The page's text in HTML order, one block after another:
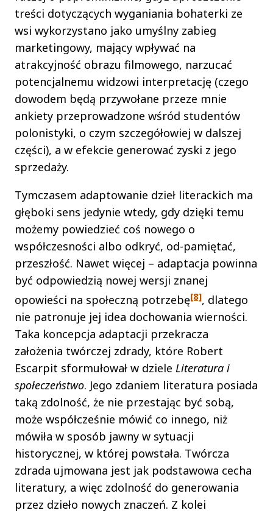
treści dotyczących wyganiania bohaterki ze
wsi wykorzystano jako umyślny zabieg
marketingowy, mający wpływać na
atrakcyjność obrazu filmowego, narzucać
potencjalnemu widzowi interpretację (czego
dowodem będą przywołane przeze mnie
ankiety przeprowadzone wśród studentów
polonistyki, o czym szczegółowiej w dalszej
części), a w efekcie generować zyski z jego
sprzedaży.
Tymczasem adaptowanie dzieł literackich ma
głęboki sens jedynie wtedy, gdy dzięki temu
możemy powiedzieć coś nowego o
współczesności albo odkryć, od-pamiętać,
przeszłość. Nawet więcej – adaptacja powinna
być odpowiedzią nowej wersji znanej
opowieści na społeczną potrzebę[8], dlatego
nie patronuje jej idea dochowania wierności.
Taka koncepcja adaptacji przekracza
założenia twórczej zdrady, które Robert
Escarpit sformułował w dziele Literatura i
społeczeństwo. Jego zdaniem literatura posiada
taką zdolność, że nie przestając być sobą,
może współcześnie mówić co innego, niż
mówiła w sposób jawny w sytuacji
historycznej, w której powstała. Twórcza
zdrada ujmowana jest jak podstawowa cecha
literatury, a więc zdolność do generowania
przez dzieło nowych znaczeń. Z kolei